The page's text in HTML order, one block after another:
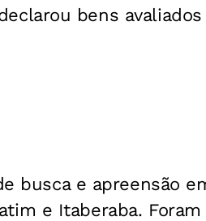
bens
busca e apreensão
e Itaberaba. Foram